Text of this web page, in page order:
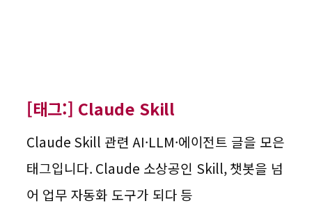
[태그:] Claude Skill
Claude Skill 관련 AI·LLM·에이전트 글을 모은
태그입니다. Claude 소상공인 Skill, 챗봇을 넘
어 업무 자동화 도구가 되다 등